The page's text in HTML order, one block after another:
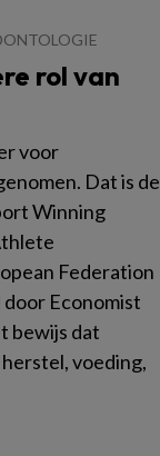
rol van
voor
Dat is de
Winning
Federation
Economist
bewijs dat
voeding,